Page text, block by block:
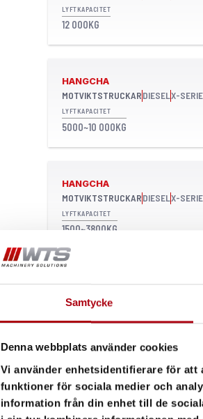
Samtycke
Denna webbplats använder cookies
Vi använder enhetsidentifierare för att
funktioner för sociala medier och
information från din enhet till de
LYFTKAPACITET
12 000KG
HANGCHA
MOTVIKTSTRUCKARDIESELX-
LYFTKAPACITET
5000~10 000KG
HANGCHA
MOTVIKTSTRUCKARDIESELX-
LYFTKAPACITET
1500~3800KG
HANGCHA
MOTVIKTSTRUCKAR
HANGCHA
MOTVIKTSTRUCKARDIESEL A-
LYFTKAPACITET